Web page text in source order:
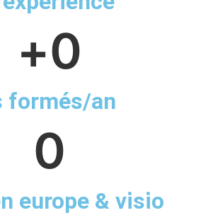
+0
formés/an
0
europe & visio